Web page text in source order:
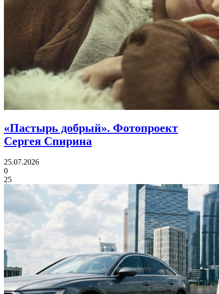
«Пастырь добрый». Фотопроект
Сергея Спирина
25.07.2026
0
25